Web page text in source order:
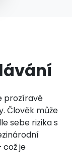
prozíravé
Člověk může
sebe rizika s
což je